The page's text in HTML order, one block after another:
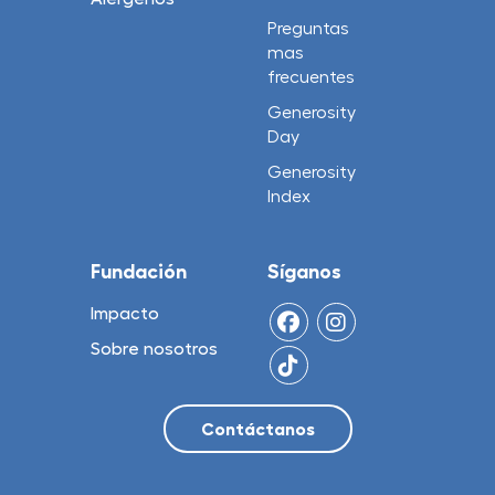
Preguntas
mas
frecuentes
Generosity
Day
Generosity
Index
Fundación
Impacto
Sobre nosotros
Síganos